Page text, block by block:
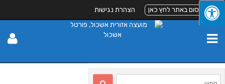
לפרסום באתר לחץ כאן הצהרת נגישות